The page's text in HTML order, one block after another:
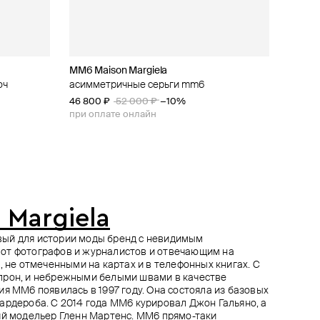
MM6 Maison Margiela
асимметричные серьги mm6
46 800 ₽ 52 000 ₽ −10%
при оплате онлайн
MM6 Maison Margiela
серьги mm6 triple logo
50 400 ₽ 56 000 ₽ −10%
при оплате онлайн
Ann Demeulemeester
асимметричные серьги usva futuristic fine
thorn
40 800 ₽ 68 000 ₽
Marni
пусеты-банты из латуни
47 000 ₽
Margiela
для истории моды бренд с невидимым
фотографов и журналистов и отвечающим на
не отмеченными на картах и в телефонных книгах. С
и небрежными белыми швами в качестве
MM6 появилась в 1997 году. Она состояла из базовых
С 2014 года ММ6 курировал Джон Гальяно, а
модельер Гленн Мартенс. MM6 прямо-таки